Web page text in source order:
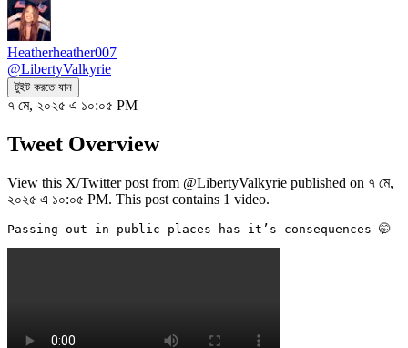
Heatherheather007
@LibertyValkyrie
টুইট করতে যান
৭ মে, ২০২৫ এ ১০:০৫ PM
Tweet Overview
View this X/Twitter post from @LibertyValkyrie published on ৭ মে,
২০২৫ এ ১০:০৫ PM. This post contains 1 video.
Passing out in public places has it’s consequences 🤭